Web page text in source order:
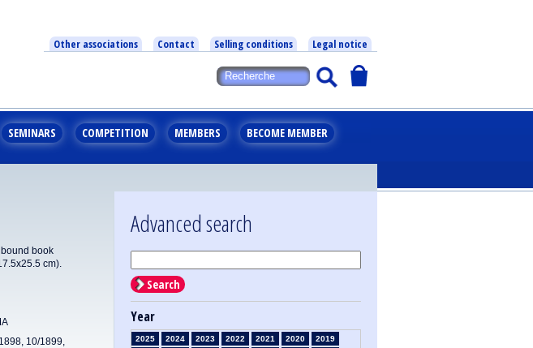
Other associations Contact Selling conditions Legal notice
SEMINARS COMPETITION MEMBERS BECOME MEMBER
book
cm).
10/1899,
Advanced search
Search
Year
2025 2024 2023 2022 2021 2020
2019